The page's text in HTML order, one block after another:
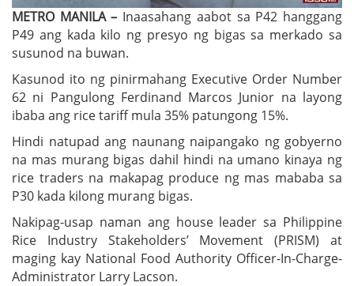
METRO MANILA – Inaasahang aabot sa P42 hanggang
P49 ang kada kilo ng presyo ng bigas sa merkado sa
susunod na buwan.
Kasunod ito ng pinirmahang Executive Order Number
62 ni Pangulong Ferdinand Marcos Junior na layong
ibaba ang rice tariff mula 35% patungong 15%.
Hindi natupad ang naunang naipangako ng gobyerno
na mas murang bigas dahil hindi na umano kinaya ng
rice traders na makapag produce ng mas mababa sa
P30 kada kilong murang bigas.
Nakipag-usap naman ang house leader sa Philippine
Rice Industry Stakeholders’ Movement (PRISM) at
maging kay National Food Authority Officer-In-Charge-
Administrator Larry Lacson.